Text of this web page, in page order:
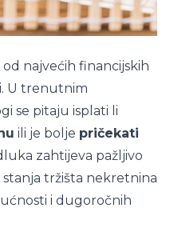
najvećih financijskih
U trenutnim
se pitaju isplati li
ili je bolje pričekati
zahtijeva pažljivo
tržišta nekretnina
i dugoročnih